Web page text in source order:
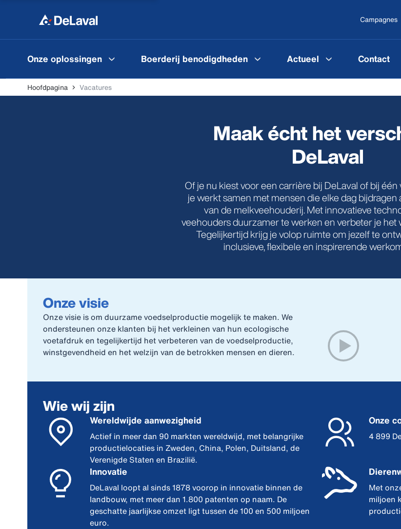
Campagnes
Onze oplossingen Boerderij benodigdheden Actueel Contact
Hoofdpagina Vacatures
Maak écht het
DeLaval
Of je nu kiest voor een carrière bij DeLaval of bij één
je werkt samen met mensen die elke dag
van de melkveehouderij. Met innovatieve
veehouders duurzamer te werken en verbeter je het
Tegelijkertijd krijg je volop ruimte om jezelf te
inclusieve, flexibele en inspirerende
Onze visie
Onze visie is om duurzame voedselproductie mogelijk te maken. We
ondersteunen onze klanten bij het verkleinen van hun ecologische
voetafdruk en tegelijkertijd het verbeteren van de voedselproductie,
winstgevendheid en het welzijn van de betrokken mensen en dieren.
Wie wij zijn
Wereldwijde aanwezigheid
Actief in meer dan 90 markten wereldwijd, met belangrijke
productielocaties in Zweden, China, Polen, Duitsland, de
Verenigde Staten en Brazilië.
Onze
4 899
Innovatie
DeLaval loopt al sinds 1878 voorop in innovatie binnen de
landbouw, met meer dan 1.800 patenten op naam. De
geschatte jaarlijkse omzet ligt tussen de 100 en 500 miljoen
euro.
Met
miljoen